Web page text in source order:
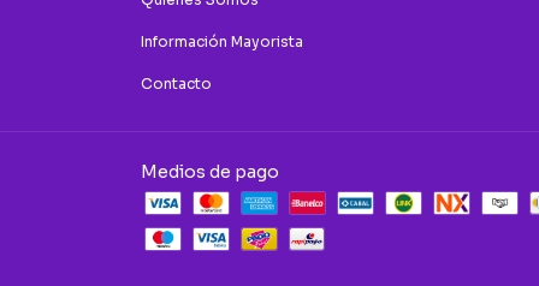
Información Mayorista
Contacto
Medios de pago